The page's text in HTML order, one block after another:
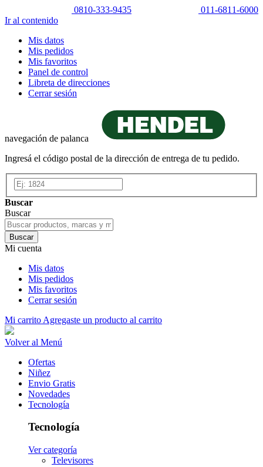
0810-333-9435
011-6811-6000
Ir al contenido
Mis datos
Mis pedidos
Mis favoritos
Panel de control
Libreta de direcciones
Cerrar sesión
navegación de palanca
Ingresá el código postal de la dirección de entrega de tu pedido.
Buscar
Buscar
Buscar
Mi cuenta
Mis datos
Mis pedidos
Mis favoritos
Cerrar sesión
Mi carrito Agregaste un producto al carrito
Volver al Menú
Ofertas
Niñez
Envio Gratis
Novedades
Tecnología
Tecnología
Ver categoría
Televisores